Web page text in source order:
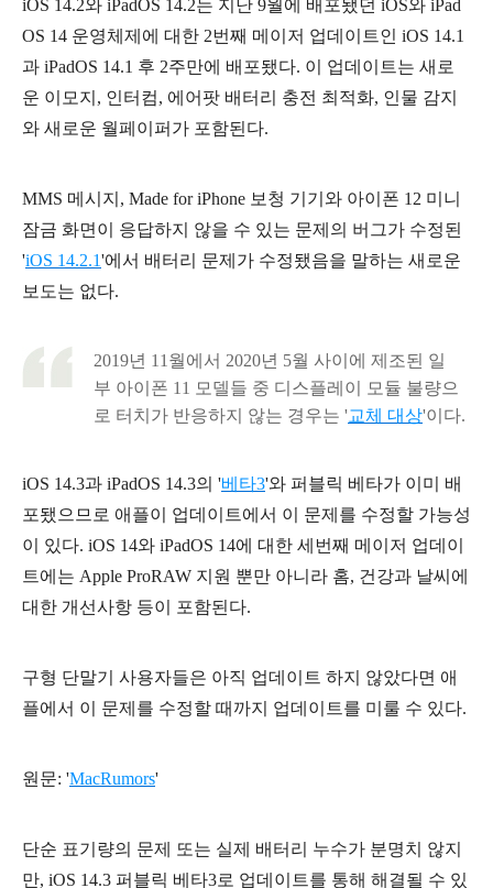
iOS 14.2와 iPadOS 14.2는 지난 9월에 배포됐던 iOS와 iPad
OS 14 운영체제에 대한 2번째 메이저 업데이트인 iOS 14.1
과 iPadOS 14.1 후 2주만에 배포됐다. 이 업데이트는 새로
운 이모지, 인터컴, 에어팟 배터리 충전 최적화, 인물 감지
와 새로운 월페이퍼가 포함된다.
MMS 메시지, Made for iPhone 보청 기기와 아이폰 12 미니
잠금 화면이 응답하지 않을 수 있는 문제의 버그가 수정된
'iOS 14.2.1'에서 배터리 문제가 수정됐음을 말하는 새로운
보도는 없다.
2019년 11월에서 2020년 5월 사이에 제조된 일
부 아이폰 11 모델들 중 디스플레이 모듈 불량으
로 터치가 반응하지 않는 경우는 '교체 대상'이다.
iOS 14.3과 iPadOS 14.3의 '베타3'와 퍼블릭 베타가 이미 배
포됐으므로 애플이 업데이트에서 이 문제를 수정할 가능성
이 있다. iOS 14와 iPadOS 14에 대한 세번째 메이저 업데이
트에는 Apple ProRAW 지원 뿐만 아니라 홈, 건강과 날씨에
대한 개선사항 등이 포함된다.
구형 단말기 사용자들은 아직 업데이트 하지 않았다면 애
플에서 이 문제를 수정할 때까지 업데이트를 미룰 수 있다.
원문: 'MacRumors'
단순 표기량의 문제 또는 실제 배터리 누수가 분명치 않지
만, iOS 14.3 퍼블릭 베타3로 업데이트를 통해 해결될 수 있